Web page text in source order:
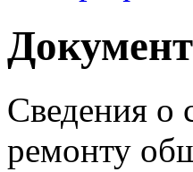
Сведения о
ремонту